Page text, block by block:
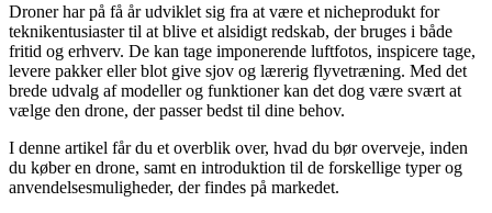
Droner har på få år udviklet sig fra at være et nicheprodukt for
teknikentusiaster til at blive et alsidigt redskab, der bruges i både
fritid og erhverv. De kan tage imponerende luftfotos, inspicere tage,
levere pakker eller blot give sjov og lærerig flyvetræning. Med det
brede udvalg af modeller og funktioner kan det dog være svært at
vælge den drone, der passer bedst til dine behov.
I denne artikel får du et overblik over, hvad du bør overveje, inden
du køber en drone, samt en introduktion til de forskellige typer og
anvendelsesmuligheder, der findes på markedet.